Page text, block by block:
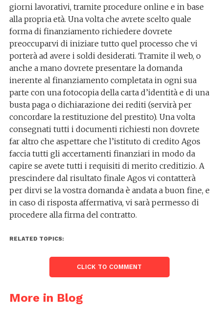
giorni lavorativi, tramite procedure online e in base
alla propria età. Una volta che avrete scelto quale
forma di finanziamento richiedere dovrete
preoccuparvi di iniziare tutto quel processo che vi
porterà ad avere i soldi desiderati. Tramite il web, o
anche a mano dovrete presentare la domanda
inerente al finanziamento completata in ogni sua
parte con una fotocopia della carta d’identità e di una
busta paga o dichiarazione dei rediti (servirà per
concordare la restituzione del prestito). Una volta
consegnati tutti i documenti richiesti non dovrete
far altro che aspettare che l’istituto di credito Agos
faccia tutti gli accertamenti finanziari in modo da
capire se avete tutti i requisiti di merito creditizio. A
prescindere dal risultato finale Agos vi contatterà
per dirvi se la vostra domanda è andata a buon fine, e
in caso di risposta affermativa, vi sarà permesso di
procedere alla firma del contratto.
RELATED TOPICS:
CLICK TO COMMENT
More in Blog